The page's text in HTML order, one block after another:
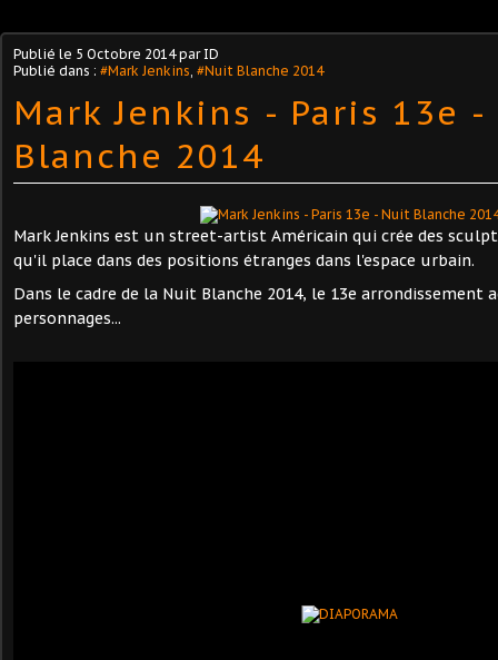
Publié le 5 Octobre 2014par ID
Publié dans : #Mark Jenkins #Nuit Blanche 2014
Mark Jenkins - Paris 13e
Blanche 2014
Mark Jenkins est un street-artist Américain qui crée des
qu'il place dans des positions étranges dans l'espace urbain.
Dans le cadre de la Nuit Blanche 2014, le 13e arrondissement
personnages...